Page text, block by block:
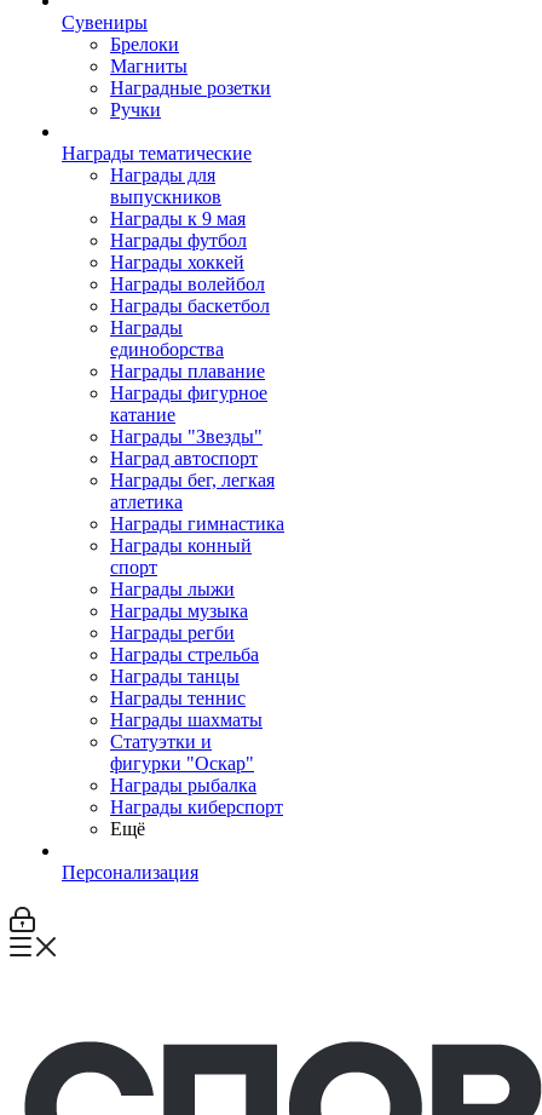
Сувениры
Брелоки
Магниты
Наградные розетки
Ручки
Награды тематические
Награды для
выпускников
Награды к 9 мая
Награды футбол
Награды хоккей
Награды волейбол
Награды баскетбол
Награды
единоборства
Награды плавание
Награды фигурное
катание
Награды "Звезды"
Наград автоспорт
Награды бег, легкая
атлетика
Награды гимнастика
Награды конный
спорт
Награды лыжи
Награды музыка
Награды регби
Награды стрельба
Награды танцы
Награды теннис
Награды шахматы
Статуэтки и
фигурки "Оскар"
Награды рыбалка
Награды киберспорт
Ещё
Персонализация